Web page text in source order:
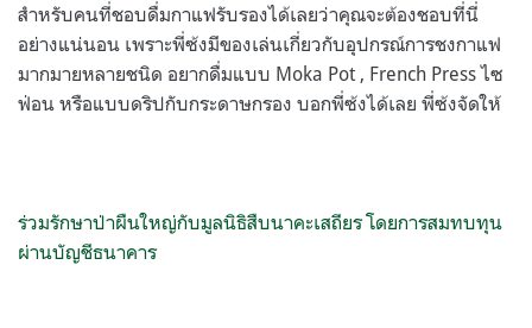
สำหรับคนที่ชอบดื่มกาแฟรับรองได้เลยว่าคุณจะต้องชอบที่นี่
อย่างแน่นอน เพราะพี่ซ้งมีของเล่นเกี่ยวกับอุปกรณ์การชงกาแฟ
มากมายหลายชนิด อยากดื่มแบบ Moka Pot , French Press ไซ
ฟ่อน หรือแบบดริปกับกระดาษกรอง บอกพี่ซ้งได้เลย พี่ซ้งจัดให้
ร่วมรักษาป่าผืนใหญ่กับมูลนิธิสืบนาคะเสถียร โดยการสมทบทุน
ผ่านบัญชีธนาคาร